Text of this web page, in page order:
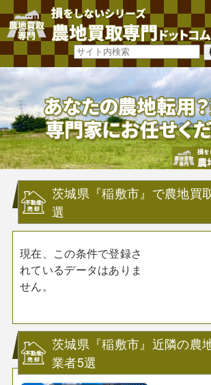
茨城県『稲敷市』で農地買
選
現在、この条件で登録さ
れているデータはありま
せん。
茨城県『稲敷市』近隣の農
業者5選